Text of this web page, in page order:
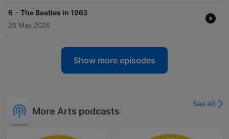
6 - The Beatles in 1962
26 May 2026
Show more episodes
More Arts podcasts
See all